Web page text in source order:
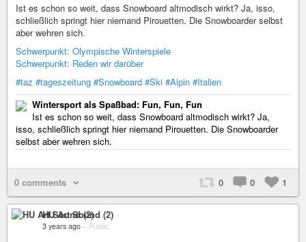
Ist es schon so weit, dass Snowboard altmodisch wirkt? Ja, isso,
schließlich springt hier niemand Pirouetten. Die Snowboarder selbst
aber wehren sich.
Schwerpunkt: Olympische Winterspiele
Schwerpunkt: Reden wir darüber
#taz #tageszeitung #Snowboard #Ski #Alpin #Italien
Wintersport als Spaßbad: Fun, Fun, Fun
Ist es schon so weit, dass Snowboard altmodisch wirkt? Ja,
isso, schließlich springt hier niemand Pirouetten. Die Snowboarder
selbst aber wehren sich.
0 comments 0 0 1
HU Art Sound (2)
3 years ago – Public